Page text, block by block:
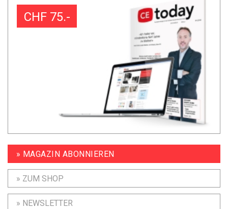
CHF 75.-
» MAGAZIN ABONNIEREN
» ZUM SHOP
» NEWSLETTER